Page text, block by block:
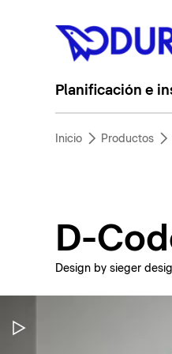
Planificación e
Inicio Productos
D-
Design by sieger
Pausar vídeo